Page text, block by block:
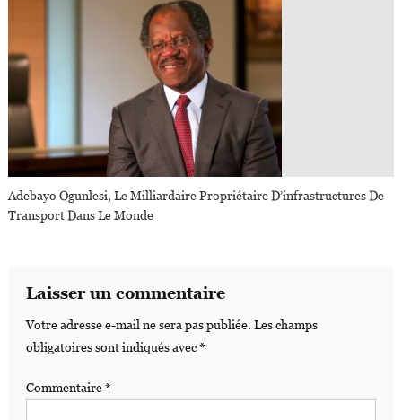
Adebayo Ogunlesi, Le Milliardaire Propriétaire D’infrastructures De
Transport Dans Le Monde
Laisser un commentaire
Votre adresse e-mail ne sera pas publiée. Les champs
obligatoires sont indiqués avec*
Commentaire*